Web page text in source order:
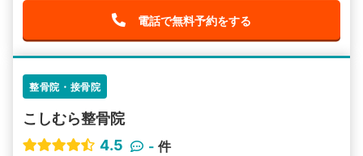
電話で無料予約をする
整骨院・接骨院
こしむら整骨院
4.5
- 件